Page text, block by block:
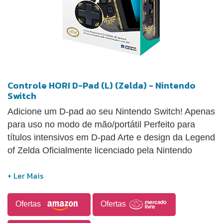
Controle HORI D-Pad (L) (Zelda) - Nintendo
Switch
Adicione um D-pad ao seu Nintendo Switch! Apenas
para uso no modo de mão/portátil Perfeito para
títulos intensivos em D-pad Arte e design da Legend
of Zelda Oficialmente licenciado pela Nintendo
Ofertas Ofertas